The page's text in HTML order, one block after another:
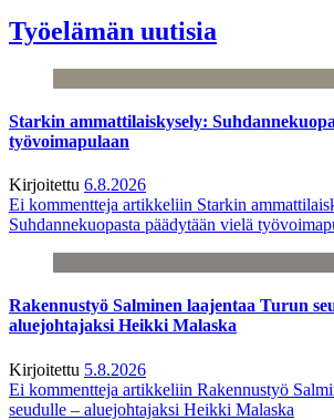
Työelämän uutisia
Starkin ammattilaiskysely:
työvoimapulaan
Kirjoitettu 6.8.2026
Ei kommentteja artikkeliin Starkin
Suhdannekuopasta päädytään vielä
Rakennustyö Salminen laajentaa Turun
aluejohtajaksi Heikki Malaska
Kirjoitettu 5.8.2026
Ei kommentteja artikkeliin Rakennustyö
seudulle – aluejohtajaksi Heikki Malaska